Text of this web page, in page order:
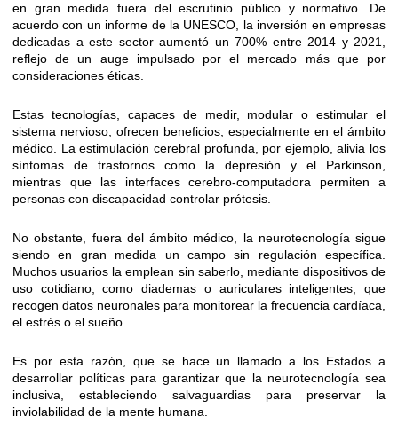
en gran medida fuera del escrutinio público y normativo. De
acuerdo con un informe de la UNESCO, la inversión en empresas
dedicadas a este sector aumentó un 700% entre 2014 y 2021,
reflejo de un auge impulsado por el mercado más que por
consideraciones éticas.
Estas tecnologías, capaces de medir, modular o estimular el
sistema nervioso, ofrecen beneficios, especialmente en el ámbito
médico. La estimulación cerebral profunda, por ejemplo, alivia los
síntomas de trastornos como la depresión y el Parkinson,
mientras que las interfaces cerebro-computadora permiten a
personas con discapacidad controlar prótesis.
No obstante, fuera del ámbito médico, la neurotecnología sigue
siendo en gran medida un campo sin regulación específica.
Muchos usuarios la emplean sin saberlo, mediante dispositivos de
uso cotidiano, como diademas o auriculares inteligentes, que
recogen datos neuronales para monitorear la frecuencia cardíaca,
el estrés o el sueño.
Es por esta razón, que se hace un llamado a los Estados a
desarrollar políticas para garantizar que la neurotecnología sea
inclusiva, estableciendo salvaguardias para preservar la
inviolabilidad de la mente humana.